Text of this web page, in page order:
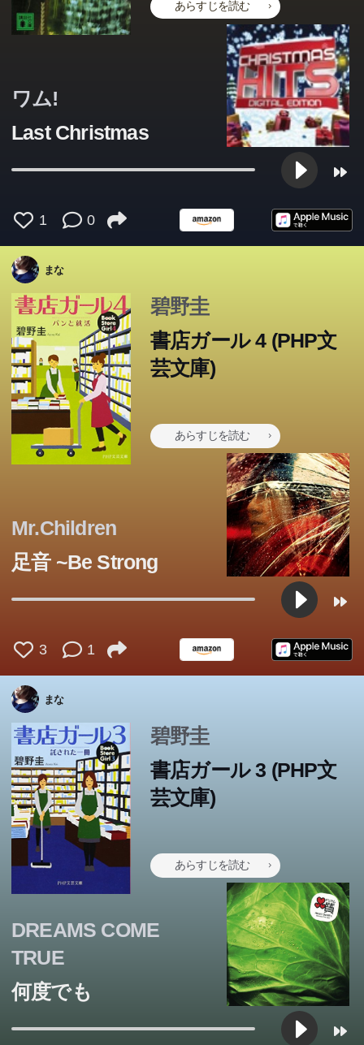
あらすじを読む
ワム!
Last Christmas
1 0
まな
碧野圭
書店ガール 4 (PHP文
芸文庫)
あらすじを読む
Mr.Children
足音 ~Be Strong
3 1
まな
碧野圭
書店ガール 3 (PHP文
芸文庫)
あらすじを読む
DREAMS COME
TRUE
何度でも